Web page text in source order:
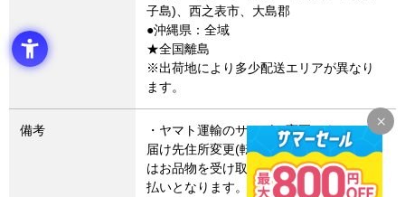
子島)、西之表市、大島郡
●沖縄県：全域
★全国離島
※出荷地により多少配送エリアが異なり
ます。
備考
・ヤマト運輸のサービス変更により、お
届け先住所変更(転送)した場合、転送費用
はお品物を受け取るお客さまによるお支
払いとなります。お届け先住所にお間違